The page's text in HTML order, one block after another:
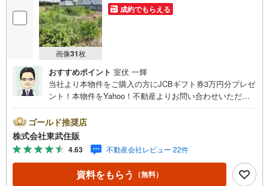
画像31枚
成約でもらえる
おすすめポイント 室伏 一輝
当社より本物件をご購入の方にJCBギフト券3万円分プレゼ
ント！本物件をYahoo！不動産よりお問い合わせいただい
との併用不可。【営業時間 10:00～18:00】この時間帯は
お電話でのお問い合わせがスムーズです。住み替えをご希
望の方は自社買取保証付売却プランがございます。お気軽
にお問い合わせください。●建築条件無し●日当たり良好●
閑静な住宅地●34条11号◇当社の強みは（1）リフォーム
（当社でも再販事業を行っている為、お客様に最適なプラ
ゴールド推奨店
株式会社東武住販
4.63 不動産会社レビュー 22件
資料をもらう （無料）